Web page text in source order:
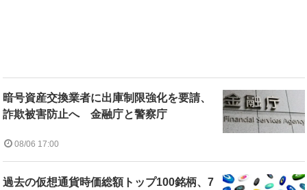
暗号資産交換業者に出庫制限強化を要請、
詐欺被害防止へ 金融庁と警察庁
08/06 17:00
過去の仮想通貨時価総額トップ100銘柄、7